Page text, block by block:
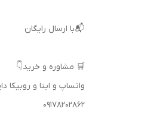
📬با ارسال رایگان
🛒 مشاوره و خرید👇
واتساپ و ایتا و روبیکا
09178202862